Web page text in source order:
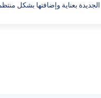
الجديدة بعناية وإضافتها بشكل